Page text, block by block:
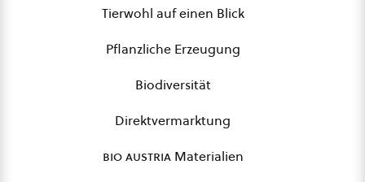
Tierwohl auf einen Blick
Pflanzliche Erzeugung
Biodiversität
Direktvermarktung
bio austriaMaterialien